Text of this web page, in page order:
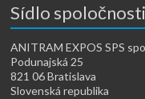
Sídlo
ANITRAM EXPOS SPS
Podunajská 25
821 06 Bratislava
Slovenská republika